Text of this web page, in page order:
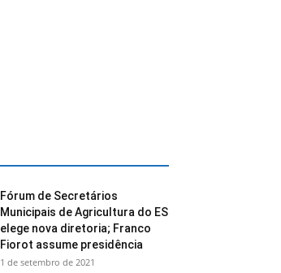
Fórum de Secretários
Municipais de Agricultura do ES
elege nova diretoria; Franco
Fiorot assume presidência
1 de setembro de 2021